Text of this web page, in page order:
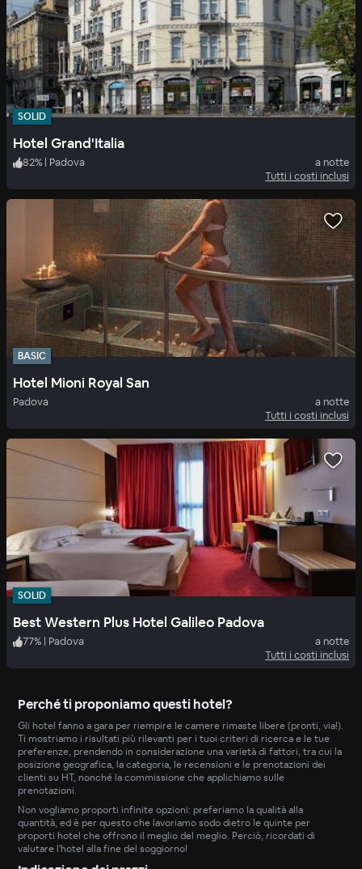
SOLID
Hotel Grand'Italia
82% | Padova
a notte
Tutti i costi inclusi
BASIC
Hotel Mioni Royal San
Padova
a notte
Tutti i costi inclusi
SOLID
Best Western Plus Hotel Galileo Padova
77% | Padova
a notte
Tutti i costi inclusi
Perché ti proponiamo questi hotel?
Gli hotel fanno a gara per riempire le camere rimaste libere (pronti, via!).
Ti mostriamo i risultati più rilevanti per i tuoi criteri di ricerca e le tue
preferenze, prendendo in considerazione una varietà di fattori, tra cui la
posizione geografica, la categoria, le recensioni e le prenotazioni dei
clienti su HT, nonché la commissione che applichiamo sulle
prenotazioni.
Non vogliamo proporti infinite opzioni: preferiamo la qualità alla
quantità, ed è per questo che lavoriamo sodo dietro le quinte per
proporti hotel che offrono il meglio del meglio. Perciò, ricordati di
valutare l'hotel alla fine del soggiorno!